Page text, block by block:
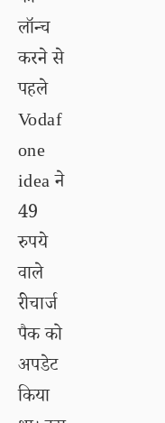
लॉन्च
करने से
पहले
Vodaf
one
idea ने
49
रुपये
वाले
रीचार्ज
पैक को
अपडेट
किया